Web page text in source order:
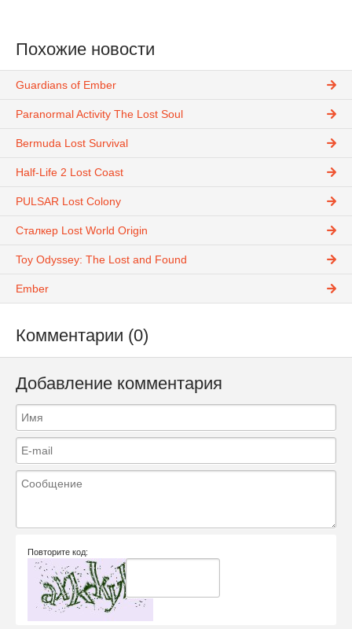
Похожие новости
Guardians of Ember
Paranormal Activity The Lost Soul
Bermuda Lost Survival
Half-Life 2 Lost Coast
PULSAR Lost Colony
Сталкер Lost World Origin
Toy Odyssey: The Lost and Found
Ember
Комментарии (0)
Добавление комментария
Повторите код: